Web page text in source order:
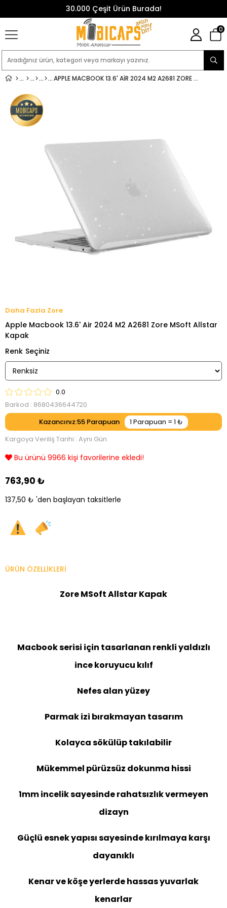
30.000 Çeşit Ürün Burada!
0
APPLE MACBOOK 13.6' AIR 2024 M2 A2681 ZORE MSOFT ALLSTAR KAPAK
Zore
Apple Macbook 13.6' Air 2024 M2 A2681 Zore MSoft Allstar
Kapak
Renk
0.0
Barkod : 8680436644720
Kazancınız:55
Kargoya Veriliş Tarihi : Aynı Gün
Bu ürünü 9966 kişi favorilerine ekledi!
763,90 ₺
137,50 ₺ 'den başlayan taksitlerle
ÜRÜN ÖZELLIKLERI
Zore MSoft AllstarKapak
Macbook serisi için tasarlanan renkli yaldızlı
ince koruyucu kılıf
Nefes alan yüzey
Parmak izi bırakmayan tasarım
Kolayca sökülüp takılabilir
Mükemmel pürüzsüz dokunma hissi
1mm incelik sayesinde rahatsızlık vermeyen
dizayn
Güçlü esnek yapısı sayesinde kırılmaya karşı
dayanıklı
Kenar ve köşe yerlerde hassas yuvarlak
kenarlar